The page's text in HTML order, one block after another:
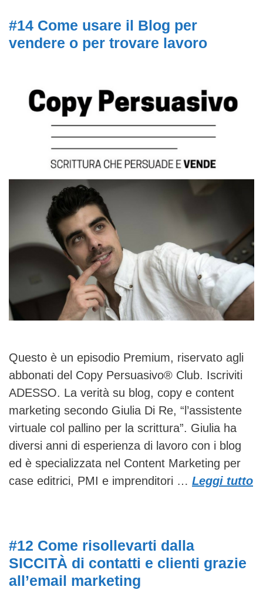
#14 Come usare il Blog per
vendere o per trovare lavoro
Questo è un episodio Premium, riservato agli
abbonati del Copy Persuasivo® Club. Iscriviti
ADESSO. La verità su blog, copy e content
marketing secondo Giulia Di Re, “l’assistente
virtuale col pallino per la scrittura”. Giulia ha
diversi anni di esperienza di lavoro con i blog
ed è specializzata nel Content Marketing per
case editrici, PMI e imprenditori … Leggi tutto
#12 Come risollevarti dalla
SICCITÀ di contatti e clienti grazie
all’email marketing